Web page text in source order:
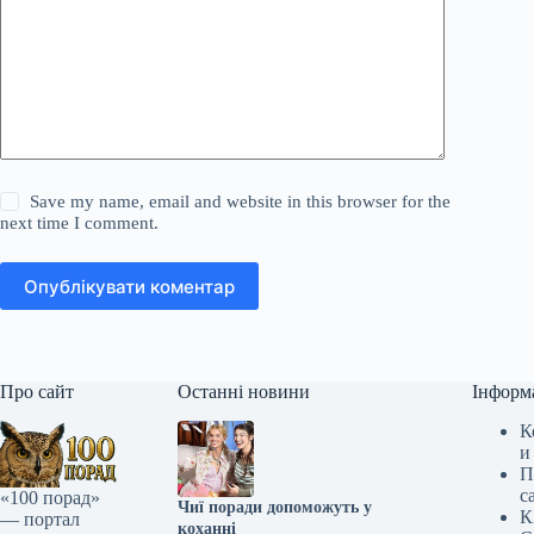
Save my name, email and website in this browser for the
next time I comment.
Опублікувати коментар
Про сайт
«100 порад»
— портал
Останні новини
Чиї поради допоможуть у
коханні
и